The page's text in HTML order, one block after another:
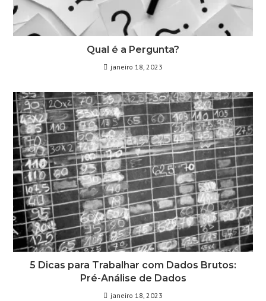
Qual é a Pergunta?
janeiro 18, 2023
5 Dicas para Trabalhar com Dados Brutos:
Pré-Análise de Dados
janeiro 18, 2023